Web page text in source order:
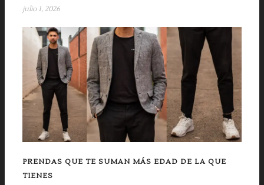
julio 1, 2026
PRENDAS QUE TE SUMAN MÁS EDAD DE LA QUE
TIENES